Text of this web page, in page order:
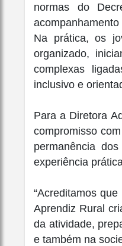
normas do
Na prática, os
organizado,
complexas
inclusivo e
Para a Diretora
compromisso
permanência
experiência
“Acreditamos
Aprendiz Rural
da atividade,
e também na